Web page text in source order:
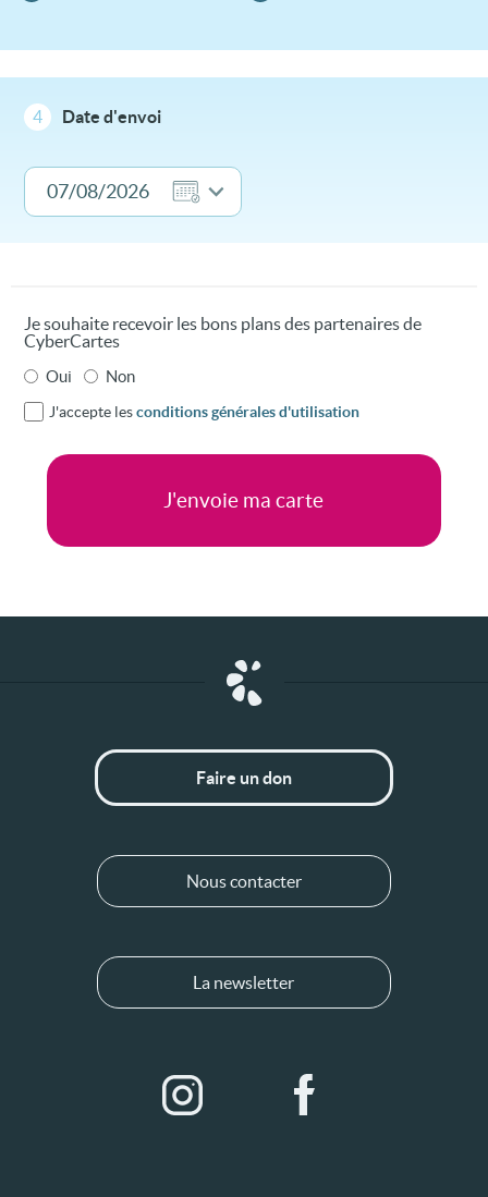
4 Date d'envoi
Je souhaite recevoir les bons plans des partenaires de
CyberCartes
Oui Non
J'accepte lesconditions générales d'utilisation
Faire un don
Nous contacter
La newsletter